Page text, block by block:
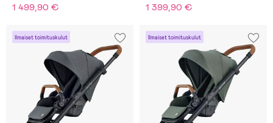
1 499,90 € 1 399,90 €
Ilmaiset toimituskulut Ilmaiset toimituskulut